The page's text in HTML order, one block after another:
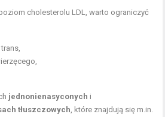
cholesterolu LDL, warto ograniczyć
jednonienasyconych i
tłuszczowych , które znajdują się m.in.